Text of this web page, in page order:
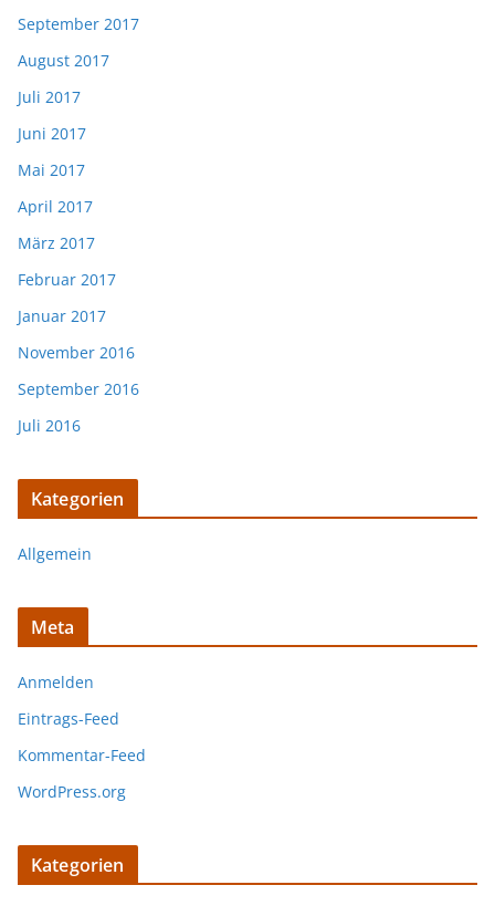
September 2017
August 2017
Juli 2017
Juni 2017
Mai 2017
April 2017
März 2017
Februar 2017
Januar 2017
November 2016
September 2016
Juli 2016
Kategorien
Allgemein
Meta
Anmelden
Eintrags-Feed
Kommentar-Feed
WordPress.org
Kategorien